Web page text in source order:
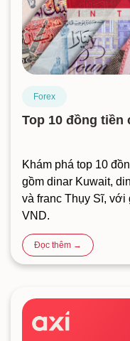
Forex
Top 10 đồng
Khám phá top 10
gồm dinar Kuwait,
và franc Thụy Sĩ, với
VND.
Đọc thêm →